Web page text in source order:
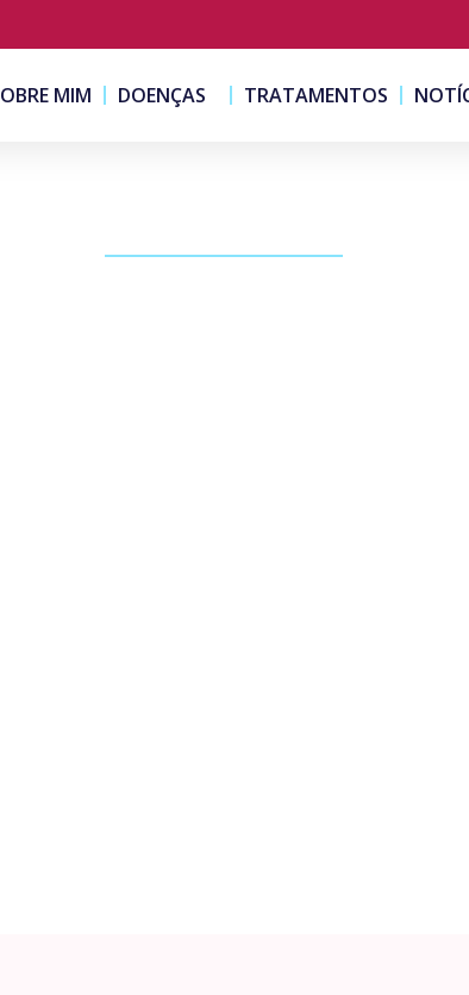
MIM DOENÇAS TRATAMENTOS